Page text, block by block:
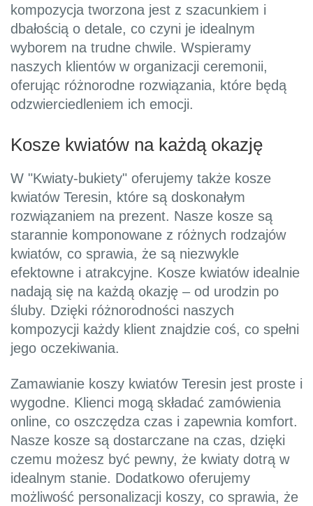
kompozycja tworzona jest z szacunkiem i
dbałością o detale, co czyni je idealnym
wyborem na trudne chwile. Wspieramy
naszych klientów w organizacji ceremonii,
oferując różnorodne rozwiązania, które będą
odzwierciedleniem ich emocji.
Kosze kwiatów na każdą okazję
W "Kwiaty-bukiety" oferujemy także kosze
kwiatów Teresin, które są doskonałym
rozwiązaniem na prezent. Nasze kosze są
starannie komponowane z różnych rodzajów
kwiatów, co sprawia, że są niezwykle
efektowne i atrakcyjne. Kosze kwiatów idealnie
nadają się na każdą okazję – od urodzin po
śluby. Dzięki różnorodności naszych
kompozycji każdy klient znajdzie coś, co spełni
jego oczekiwania.
Zamawianie koszy kwiatów Teresin jest proste i
wygodne. Klienci mogą składać zamówienia
online, co oszczędza czas i zapewnia komfort.
Nasze kosze są dostarczane na czas, dzięki
czemu możesz być pewny, że kwiaty dotrą w
idealnym stanie. Dodatkowo oferujemy
możliwość personalizacji koszy, co sprawia, że